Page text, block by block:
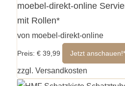
moebel-direkt-online
mit Rollen*
von moebel-direkt-online
Preis: € 39,99 Jetzt anschauen!*
zzgl. Versandkosten